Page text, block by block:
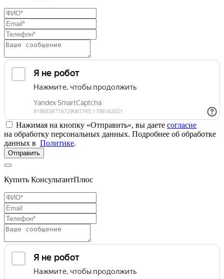
Нажимая на кнопку «Отправить», вы даете согласие
на обработку персональных данных. Подробнее об обработке
данных в Политике.
Отправить
Купить КонсультантПлюс